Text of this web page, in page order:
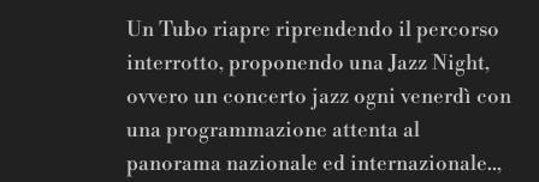
Un Tubo riapre riprendendo il percorso
interrotto, proponendo una Jazz Night,
ovvero un concerto jazz ogni venerdì con
una programmazione attenta al
panorama nazionale ed internazionale..,